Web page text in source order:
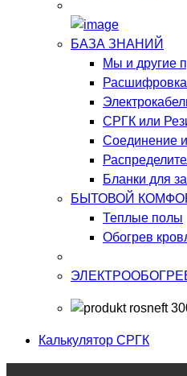
БАЗА ЗНАНИЙ
Мы и другие
СРГК или
Соединение
Бланки для
БЫТОВОЙ
Теплые полы
Обогрев
Калькулятор СРГК